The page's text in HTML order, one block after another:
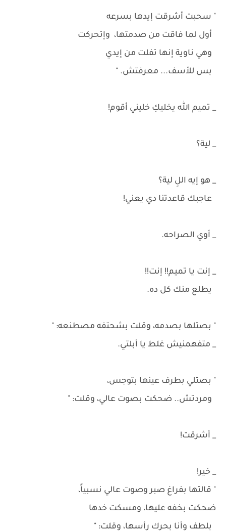
" سحبت أشرقت إيدها بسرعه
أول لما فاقت من صدمتها، وإتحركت
وهي ناوية إنها تفلت من إيدي
بس للأسف... معرفتش. "
_ تميم الله يخليكِ خليني أقوم!
_ لية؟
_ هو إيه اللِ لية؟
عاجبك قاعدتنا دي يعني!
_ أوي الصراحه.
_ إنت يا تميم!! إنت!!
يطلع منك كل ده.
" بصتلها بصدمه، وقلت بشحتفه مصطنعه: "
_ متفهمنيش غلط يا أبلتي.
" بصتلي بطرف عينها بتوجس،
ومردتش.. ضحكت بصوت عالي، وقلت: "
_ أشرقت!
_ خير!
" قالتها بفراغ صبر وصوت عالي نسبياً،
ضحكت بخفه عليها، ومسكت خدها
بلطف وأنا بحرك رأسها، وقلت: "